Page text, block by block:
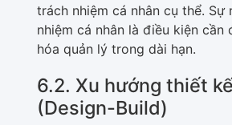
trách nhiệm cá nhân cụ thể.
nhiệm cá nhân là điều kiện cần
hóa quản lý trong dài hạn.
6.2. Xu hướng thiết
(Design-Build)